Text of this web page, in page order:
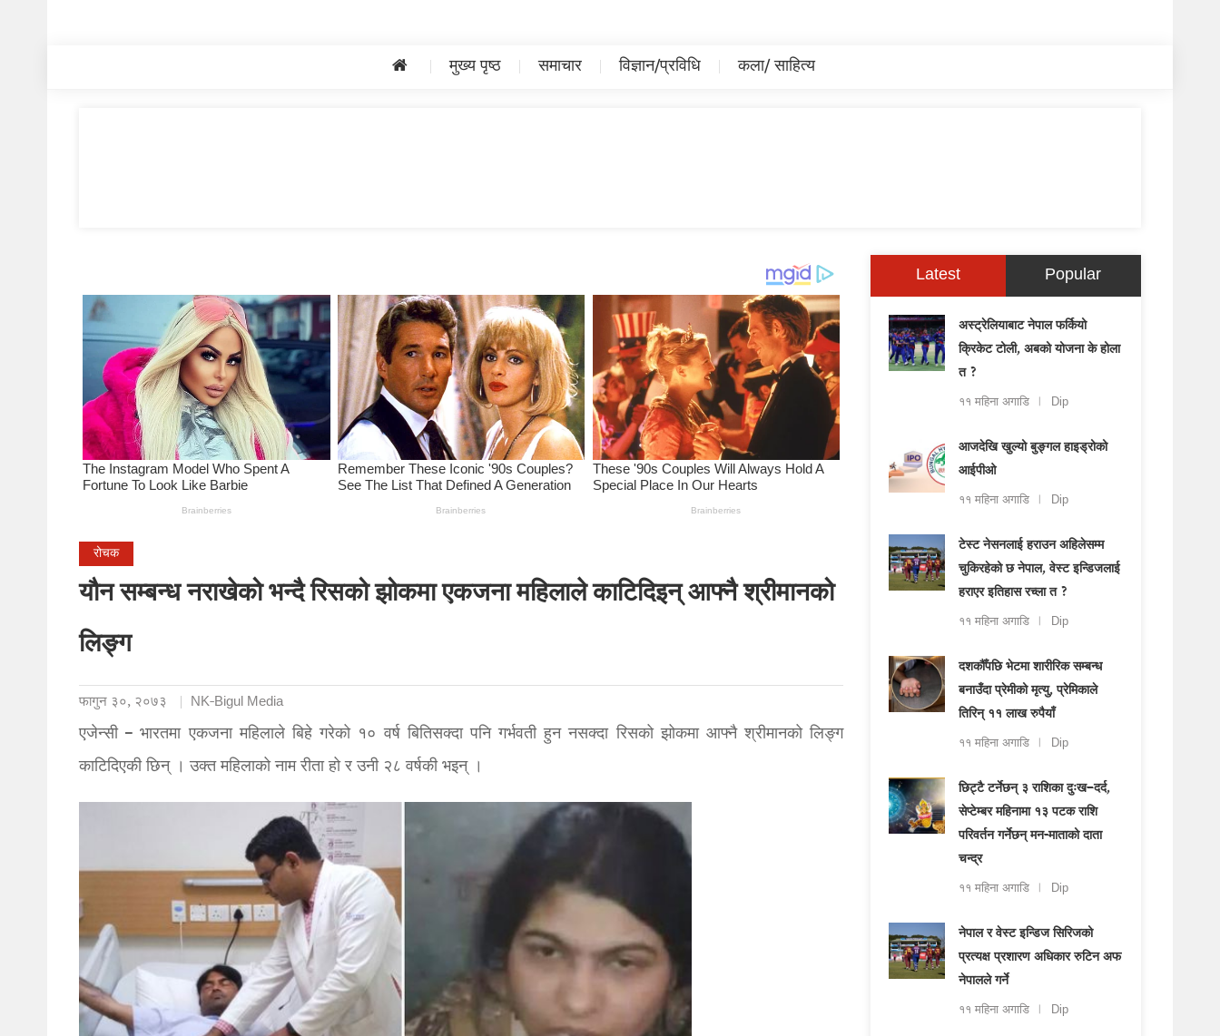
मुख्य पृष्ठ समाचार विज्ञान/प्रविधि कला/ साहित्य
रोचक
यौन सम्बन्ध नराखेको भन्दै रिसको झोकमा एकजना महिलाले काटिदिइन् आफ्नै श्रीमानको
लिङ्ग
फागुन ३०, २०७३ NK-Bigul Media
एजेन्सी – भारतमा एकजना महिलाले बिहे गरेको १० वर्ष बितिसक्दा पनि गर्भवती हुन नसक्दा रिसको झोकमा आफ्नै श्रीमानको लिङ्ग
काटिदिएकी छिन् । उक्त महिलाको नाम रीता हो र उनी २८ वर्षकी भइन् ।
Latest Popular
अस्ट्रेलियाबाट नेपाल फर्कियो
क्रिकेट टोली, अबको योजना के होला
त ?
११ महिना अगाडि Dip
आजदेखि खुल्यो बुङ्गल हाइड्रोको
आईपीओ
११ महिना अगाडि Dip
टेस्ट नेसनलाई हराउन अहिलेसम्म
चुकिरहेको छ नेपाल, वेस्ट इन्डिजलाई
हराएर इतिहास रच्ला त ?
११ महिना अगाडि Dip
दशकौँपछि भेटमा शारीरिक सम्बन्ध
बनाउँदा प्रेमीको मृत्यु, प्रेमिकाले
तिरिन् ११ लाख रुपैयाँ
११ महिना अगाडि Dip
छिट्टै टर्नेछन् ३ राशिका दुःख–दर्द,
सेप्टेम्बर महिनामा १३ पटक राशि
परिवर्तन गर्नेछन् मन-माताको दाता
चन्द्र
११ महिना अगाडि Dip
नेपाल र वेस्ट इन्डिज सिरिजको
प्रत्यक्ष प्रशारण अधिकार रुटिन अफ
नेपालले गर्ने
११ महिना अगाडि Dip